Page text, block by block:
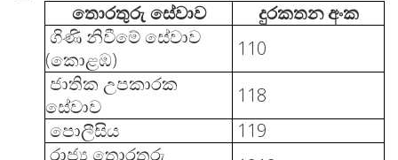
තොරතුරු සේවාව
දුරකතන අංක
ගිණි නිවීමේ සේවාව
(කොළඹ)
110
ජාතික උපකාරක
සේවාව
118
පොලීසිය
119
රාජ්‍ය තොරතුරු